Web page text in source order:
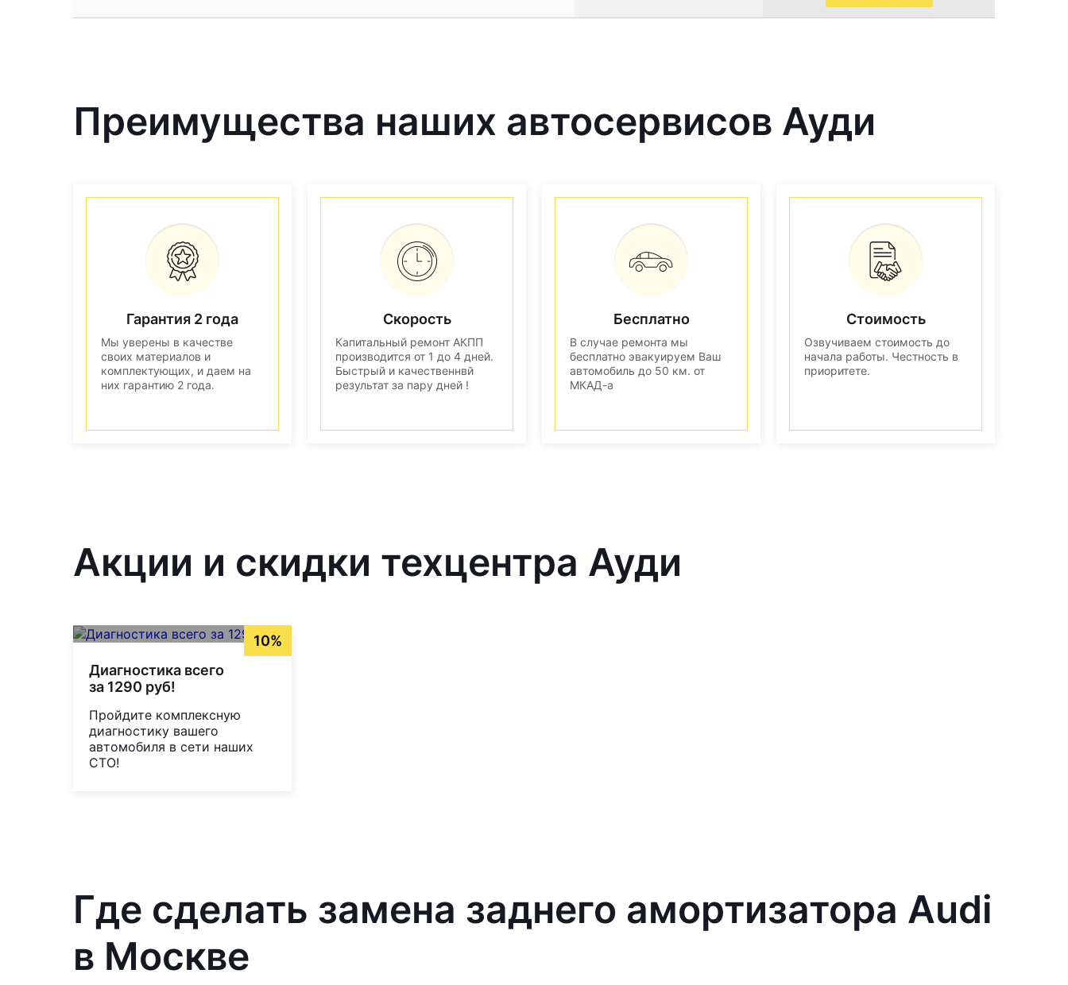
Преимущества наших автосервисов Ауди
Гарантия 2 года
Мы уверены в качестве
своих материалов и
комплектующих, и даем на
них гарантию 2 года.
Скорость
Капитальный ремонт АКПП
производится от 1 до 4 дней.
Быстрый и качественнвй
результат за пару дней !
Бесплатно
В случае ремонта мы
бесплатно эвакуируем Ваш
автомобиль до 50 км. от
МКАД-а
Стоимость
Озвучиваем стоимость до
начала работы. Честность в
приоритете.
Акции и скидки техцентра Ауди
10%
Диагностика всего
за 1290 руб!
Пройдите комплексную
диагностику вашего
автомобиля в сети наших
СТО!
Где сделать замена заднего амортизатора Audi
в Москве